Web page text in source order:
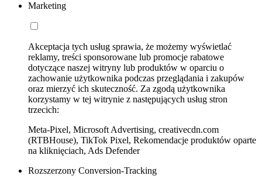
Marketing
Akceptacja tych usług sprawia, że możemy wyświetlać
reklamy, treści sponsorowane lub promocje rabatowe
dotyczące naszej witryny lub produktów w oparciu o
zachowanie użytkownika podczas przeglądania i zakupów
oraz mierzyć ich skuteczność. Za zgodą użytkownika
korzystamy w tej witrynie z następujących usług stron
trzecich:
Meta-Pixel, Microsoft Advertising, creativecdn.com
(RTBHouse), TikTok Pixel, Rekomendacje produktów oparte
na kliknięciach, Ads Defender
Rozszerzony Conversion-Tracking